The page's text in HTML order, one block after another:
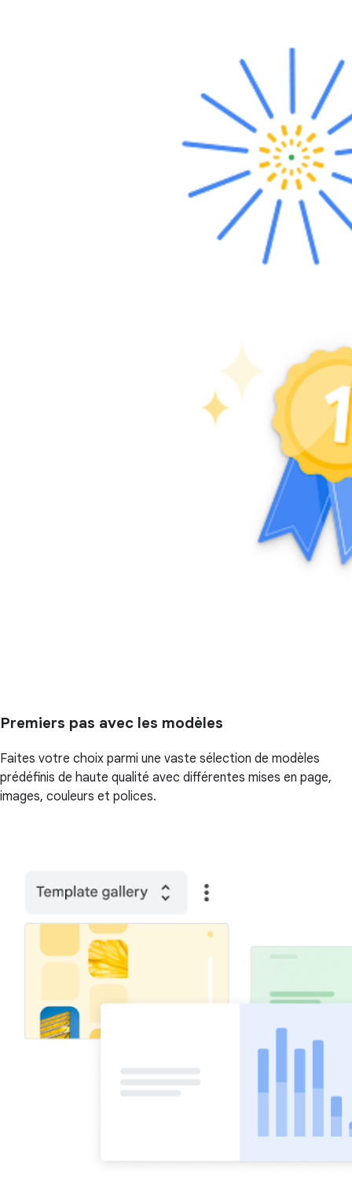
Premiers pas avec les modèles
Faites votre choix parmi une vaste sélection de modèles
prédéfinis de haute qualité avec différentes mises en page,
images, couleurs et polices.